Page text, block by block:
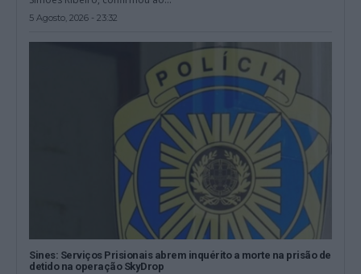
5 Agosto, 2026 - 23:32
Sines: Serviços Prisionais abrem inquérito a morte na prisão de
detido na operação SkyDrop